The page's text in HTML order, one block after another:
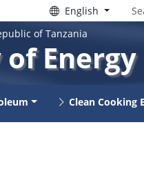
English
of Tanzania
Energy
Clean Cooking